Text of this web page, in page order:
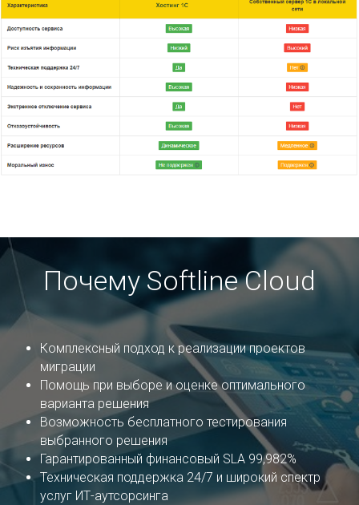
Почему Softline Cloud
Комплексный подход к реализации проектов
миграции
Помощь при выборе и оценке оптимального
варианта решения
Возможность бесплатного тестирования
выбранного решения
Гарантированный финансовый SLA 99,982%
Техническая поддержка 24/7 и широкий спектр
услуг ИТ-аутсорсинга